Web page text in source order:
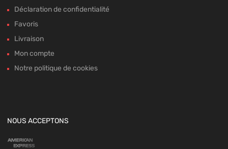
Déclaration de confidentialité
Favoris
Livraison
Mon compte
Notre politique de cookies
NOUS ACCEPTONS